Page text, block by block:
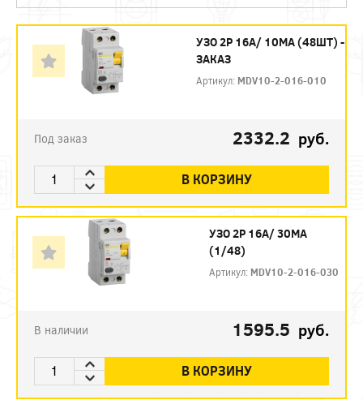
УЗО 2P 16А/ 10МА (48ШТ) -
ЗАКАЗ
Артикул: MDV10-2-016-010
Под заказ 2332.2 руб.
В КОРЗИНУ
УЗО 2P 16А/ 30МА
(1/48)
Артикул: MDV10-2-016-030
В наличии 1595.5 руб.
В КОРЗИНУ